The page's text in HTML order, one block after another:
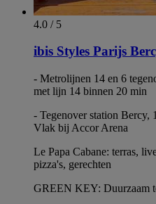
4.0 / 5
ibis Styles Parijs
- Metrolijnen 14 en 6
met lijn 14 binnen 20 min
- Tegenover station Bercy,
Vlak bij Accor Arena
Le Papa Cabane: terras,
pizza's, gerechten
GREEN KEY: Duurzaam